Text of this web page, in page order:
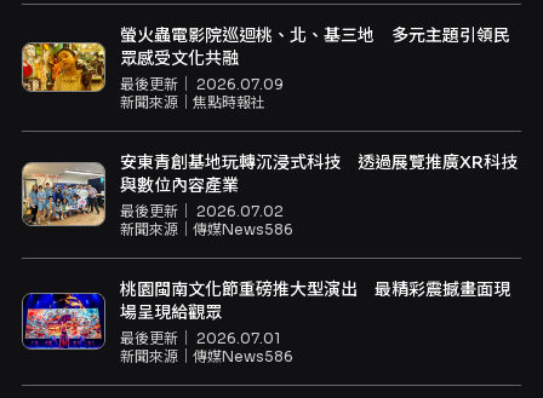
螢火蟲電影院巡迴桃、北、基三地 多元主題引領民
眾感受文化共融
最後更新｜ 2026.07.09
新聞來源｜ 焦點時報社
安東青創基地玩轉沉浸式科技 透過展覽推廣XR科技
與數位內容產業
最後更新｜ 2026.07.02
新聞來源｜ 傳媒News586
桃園閩南文化節重磅推大型演出 最精彩震撼畫面現
場呈現給觀眾
最後更新｜ 2026.07.01
新聞來源｜ 傳媒News586